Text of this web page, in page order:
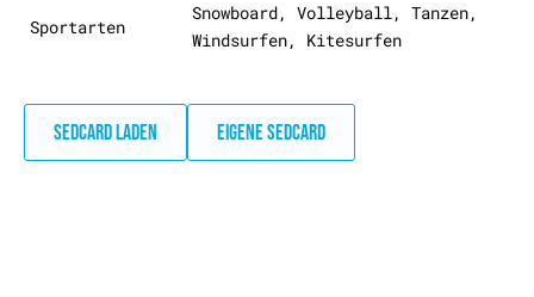
Sportarten
Snowboard, Volleyball, Tanzen,
Windsurfen, Kitesurfen
SEDCARD LADEN EIGENE SEDCARD